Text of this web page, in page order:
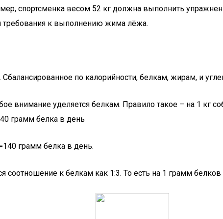
спортсменка весом 52 кг должна выполнить
требования к выполнению жима лёжа.
по калорийности, белкам, жирам, и
внимание уделяется белкам. Правило такое – на 1 кг
грамм белка в день
грамм белка в день.
соотношение к белкам как 1:3. То есть на 1 грамм